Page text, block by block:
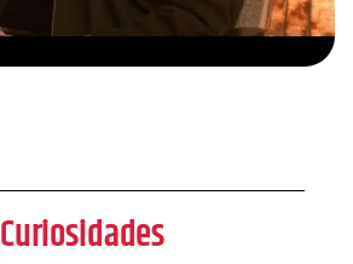
Curiosidades